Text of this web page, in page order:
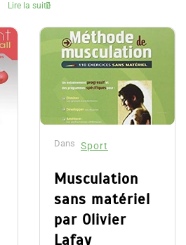
Lire la suite
Dans Sport
Musculation
sans matériel
par Olivier
Lafay